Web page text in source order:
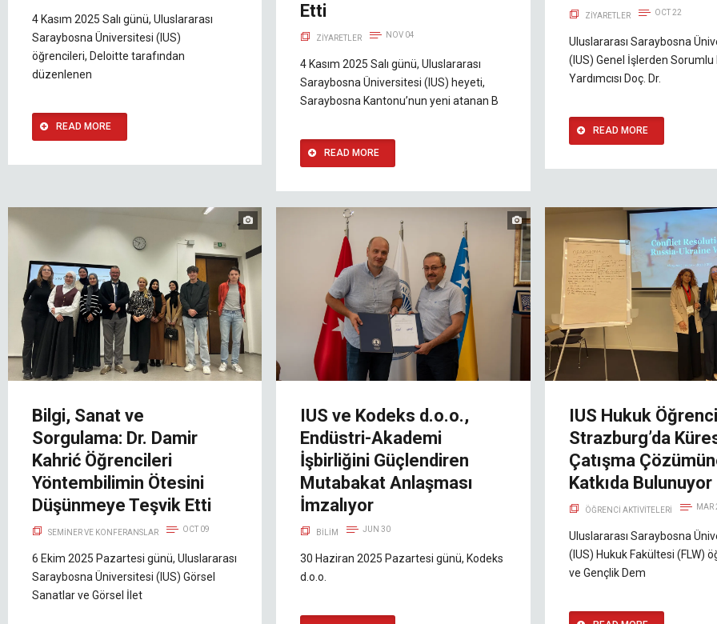
4 Kasım 2025 Salı günü, Uluslararası
Saraybosna Üniversitesi (IUS)
öğrencileri, Deloitte tarafından
düzenlenen
READ MORE
Etti
ZIYARETLER NOV 04
4 Kasım 2025 Salı günü, Uluslararası
Saraybosna Üniversitesi (IUS) heyeti,
Saraybosna Kantonu’nun yeni atanan B
READ MORE
ZIYARETLER OCT 22
Uluslararası Saraybosna
(IUS) Genel İşlerden Sorumlu
Yardımcısı Doç. Dr.
READ MORE
Bilgi, Sanat ve
Sorgulama: Dr. Damir
Kahrić Öğrencileri
Yöntembilimin Ötesini
Düşünmeye Teşvik Etti
SEMINER VE KONFERANSLAR OCT 09
6 Ekim 2025 Pazartesi günü, Uluslararası
Saraybosna Üniversitesi (IUS) Görsel
Sanatlar ve Görsel İlet
IUS ve Kodeks d.o.o.,
Endüstri-Akademi
İşbirliğini Güçlendiren
Mutabakat Anlaşması
İmzalıyor
BILIM JUN 30
30 Haziran 2025 Pazartesi günü, Kodeks
d.o.o.
IUS Hukuk
Strazburg’da
Çatışma
Katkıda Bulunuyor
ÖĞRENCI AKTIVITELERI MAR
Uluslararası Saraybosna
(IUS) Hukuk Fakültesi (FLW)
ve Gençlik Dem